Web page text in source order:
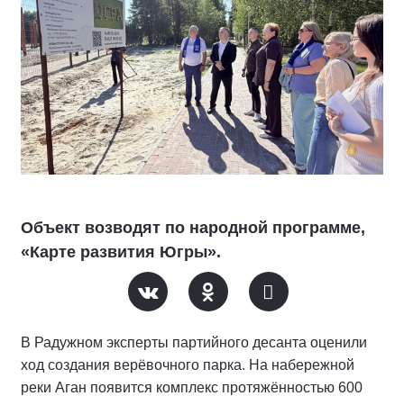
Объект возводят по народной программе,
«Карте развития Югры».
В Радужном эксперты партийного десанта оценили
ход создания верёвочного парка. На набережной
реки Аган появится комплекс протяжённостью 600